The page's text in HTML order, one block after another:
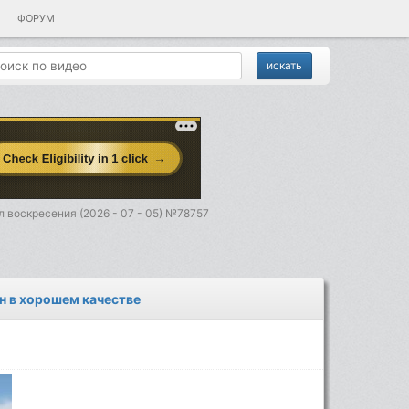
ФОРУМ
воскресения (2026 - 07 - 05) №78757
в хорошем качестве